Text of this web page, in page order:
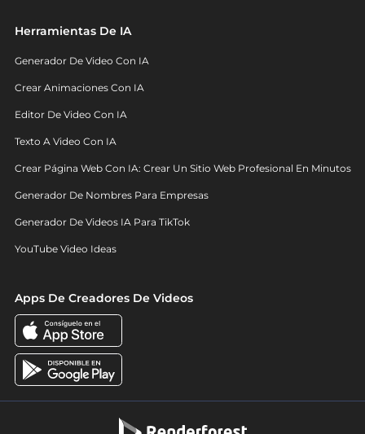
Herramientas De IA
Generador De Video Con IA
Crear Animaciones Con IA
Editor De Video Con IA
Texto A Video Con IA
Crear Página Web Con IA: Crear Un Sitio Web Profesional En Minutos
Generador De Nombres Para Empresas
Generador De Videos IA Para TikTok
YouTube Video Ideas
Apps De Creadores De Videos